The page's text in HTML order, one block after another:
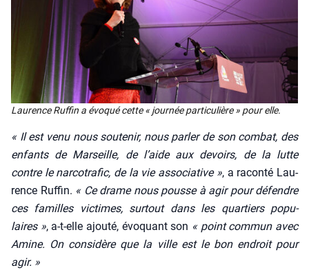
Lau­rence Ruf­fin a évo­qué cette « jour­née par­ti­cu­lière » pour elle.
« Il est venu nous sou­te­nir, nous par­ler de son com­bat, des
enfants de Mar­seille, de l’aide aux devoirs, de la lutte
contre le nar­co­tra­fic, de la vie asso­cia­tive », a racon­té Lau­
rence Ruf­fin. « Ce drame nous pousse à agir pour défendre
ces familles vic­times, sur­tout dans les quar­tiers popu­
laires », a‑t-elle ajou­té, évo­quant son « point com­mun avec
Amine. On consi­dère que la ville est le bon endroit pour
agir. »